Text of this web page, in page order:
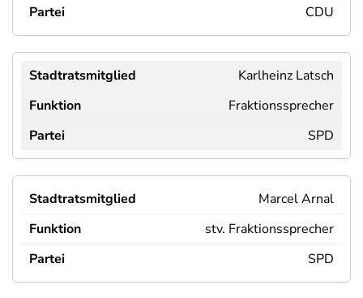
CDU
Karlheinz Latsch
Fraktionssprecher
SPD
Marcel Arnal
stv. Fraktionssprecher
SPD